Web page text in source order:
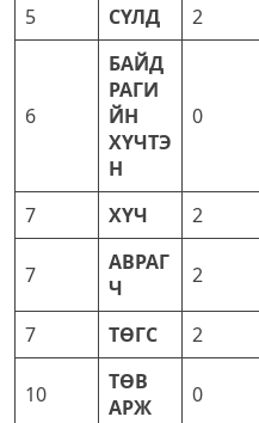
5 СҮЛД 2
6
БАЙД
РАГИ
ЙН
ХҮЧТЭ
Н
0
7 ХҮЧ 2
7
АВРАГ
Ч
2
7 ТӨГС 2
10
ТӨВ
АРЖ
0